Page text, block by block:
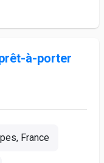
à-porter
France